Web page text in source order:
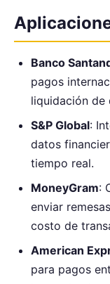
Banco
pagos
liquidación de
S&P Global:
datos
tiempo real.
MoneyGram:
enviar
costo de
American
para pagos